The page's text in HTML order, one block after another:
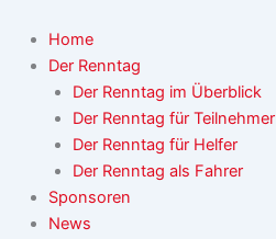
Inhalt
springen
Home
Der Renntag
Der Renntag im Überblick
Der Renntag für Teilnehmer
Der Renntag für Helfer
Der Renntag als Fahrer
Sponsoren
News